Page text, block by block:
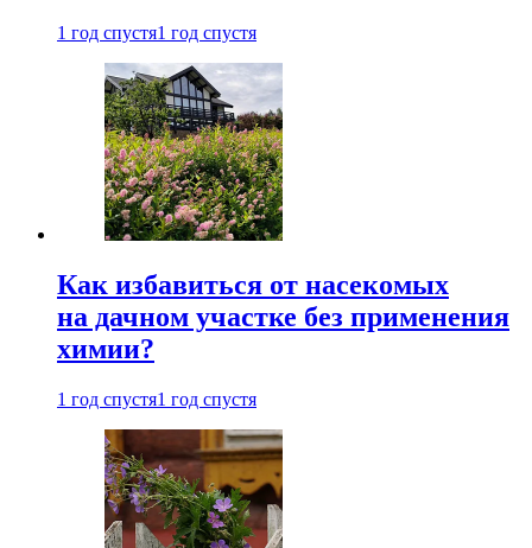
1 год спустя1 год спустя
Как избавиться от насекомых
на дачном участке без применения
химии?
1 год спустя1 год спустя